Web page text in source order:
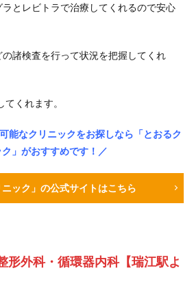
とレビトラで治療してくれるので安心
諸検査を行って状況を把握してくれ
くれます。
能なクリニックをお探しなら「とおるク
ク」がおすすめです！／
ニック」の公式サイトはこちら
形外科・循環器内科【瑞江駅よ